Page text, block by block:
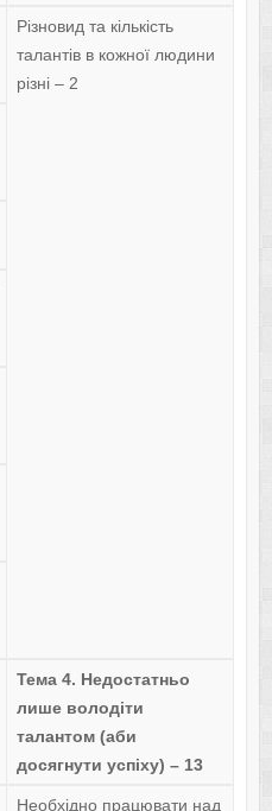
Різновид та кількість
талантів в кожної людини
різні – 2
Тема 4. Недостатньо
лише володіти
талантом (аби
досягнути успіху) – 13
Необхідно працювати над